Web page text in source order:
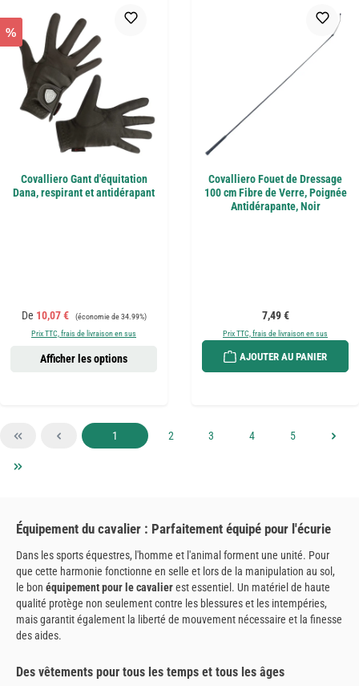
%
Covalliero Gant d'équitation
Dana, respirant et antidérapant
Prix de vente :
De 10,07 € Prix régulier :
(économie de 34.99%)
Prix TTC, frais de livraison en sus
Afficher les options
Covalliero Fouet de Dressage
100 cm Fibre de Verre, Poignée
Antidérapante, Noir
Prix régulier :
7,49 €
Prix TTC, frais de livraison en sus
AJOUTER AU PANIER
Page
1 Page
2 Page
3 Page
4 Page
5
Équipement du cavalier : Parfaitement équipé pour l'écurie
Dans les sports équestres, l'homme et l'animal forment une unité. Pour
que cette harmonie fonctionne en selle et lors de la manipulation au sol,
le bon équipement pour le cavalierest essentiel. Un matériel de haute
qualité protège non seulement contre les blessures et les intempéries,
mais garantit également la liberté de mouvement nécessaire et la finesse
des aides.
Des vêtements pour tous les temps et tous les âges